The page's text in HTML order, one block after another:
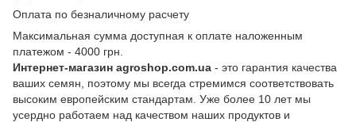
Оплата по безналичному расчету
Максимальная сумма доступная к оплате наложенным
платежом - 4000 грн.
Интернет-магазин agroshop.com.ua - это гарантия качества
ваших семян, поэтому мы всегда стремимся соответствовать
высоким европейским стандартам. Уже более 10 лет мы
усердно работаем над качеством наших продуктов и